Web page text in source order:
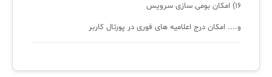
۱۶) امکان بومی سازی سرویس
و.... امکان درج اعلامیه های فوری در پورتال کاربر